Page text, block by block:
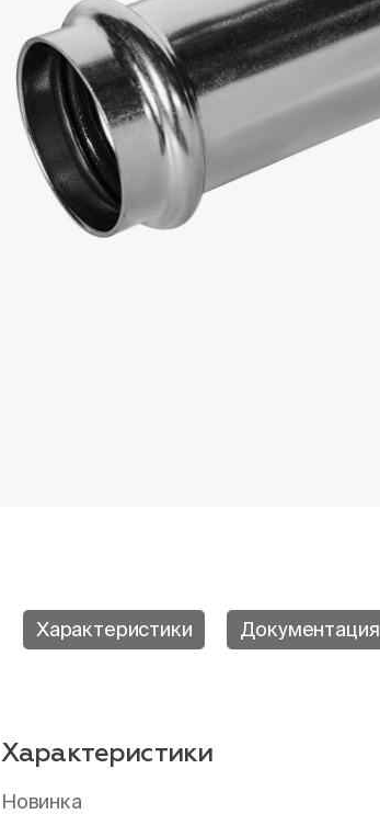
Характеристики Документация
Характеристики
Новинка